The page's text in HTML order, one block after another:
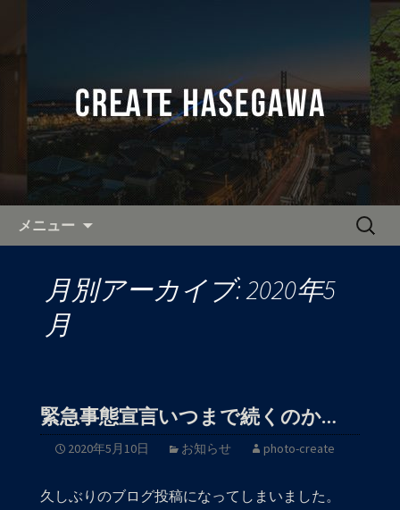
全国へ出張可能なカメラマン
「クリエイト長谷川」の公式ブ
ログ
奈良・関西を中心に活動し、全国へ出
張可能なカメラマンをお探しなら「有
限会社クリエイト長谷川」へ。
メニュー
検
月別アーカイブ: 2020年5
月
緊急事態宣言いつまで続くのか…
2020年5月10日 お知らせ photo-create
久しぶりのブログ投稿になってしまいました。